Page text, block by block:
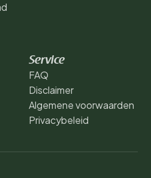
Service
FAQ
Disclaimer
Algemene voorwaarden
Privacybeleid